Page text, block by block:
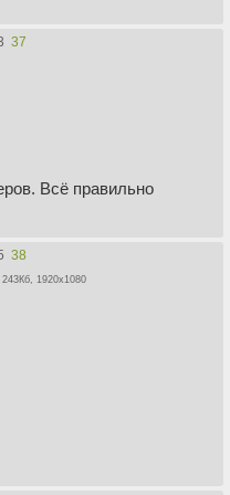
37
Всё правильно
38
243Кб, 1920x1080